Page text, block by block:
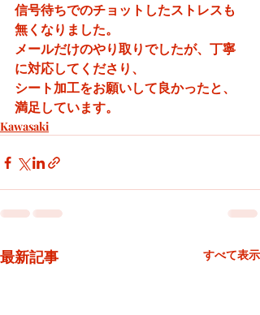
信号待ちでのチョットしたストレスも
無くなりました。
メールだけのやり取りでしたが、丁寧
に対応してくださり、
シート加工をお願いして良かったと、
満足しています。
Kawasaki
最新記事 すべて表示